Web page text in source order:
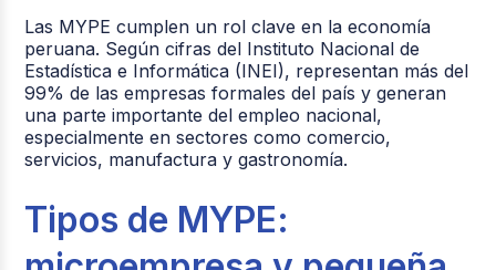
Las MYPE cumplen un rol clave en la economía
peruana. Según cifras del Instituto Nacional de
Estadística e Informática (INEI), representan más del
99% de las empresas formales del país y generan
una parte importante del empleo nacional,
especialmente en sectores como comercio,
servicios, manufactura y gastronomía.
Tipos de MYPE: